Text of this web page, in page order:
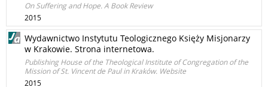
On Suffering and Hope. A Book Review
2015
Wydawnictwo Instytutu Teologicznego Księży Misjonarzy
w Krakowie. Strona internetowa.
Publishing House of the Theological Institute of Congregation of the
Mission of St. Vincent de Paul in Kraków. Website
2015